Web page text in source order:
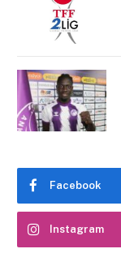
Facebook
Instagram